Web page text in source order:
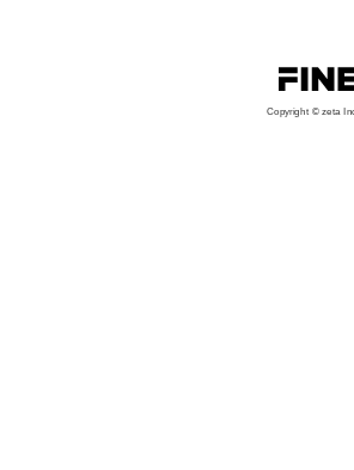
Copyright © zeta